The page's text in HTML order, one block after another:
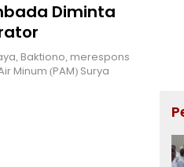
Diminta
Baktiono, merespons
Minum (PAM) Surya